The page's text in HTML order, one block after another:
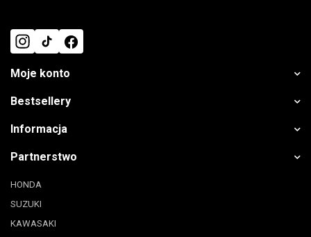
Moje konto
Bestsellery
Informacja
Partnerstwo
HONDA
SUZUKI
KAWASAKI